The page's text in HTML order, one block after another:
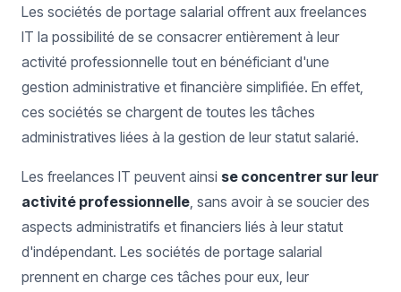
Les sociétés de portage salarial offrent aux freelances
IT la possibilité de se consacrer entièrement à leur
activité professionnelle tout en bénéficiant d'une
gestion administrative et financière simplifiée. En effet,
ces sociétés se chargent de toutes les tâches
administratives liées à la gestion de leur statut salarié.
Les freelances IT peuvent ainsi se concentrer sur leur
activité professionnelle, sans avoir à se soucier des
aspects administratifs et financiers liés à leur statut
d'indépendant. Les sociétés de portage salarial
prennent en charge ces tâches pour eux, leur